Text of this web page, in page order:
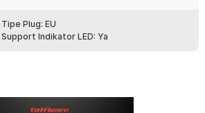
terhubung dengan baik berkat kehadiran
DC umum digunakan di berbagai
Indonesia sehingga tidak perlu lagi
Tipe Plug: EU
Support Indikator LED: Ya